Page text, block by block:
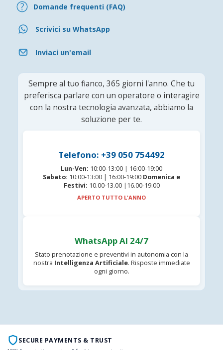
Domande frequenti (FAQ)
Scrivici su WhatsApp
Inviaci un'email
Sempre al tuo fianco, 365 giorni l'anno. Che tu
preferisca parlare con un operatore o interagire
con la nostra tecnologia avanzata, abbiamo la
soluzione per te.
Telefono: +39 050 754492
Lun-Ven: 10:00-13:00 | 16:00-19:00
Sabato: 10:00-13:00 | 16:00-19:00 Domenica e
Festivi: 10.00-13.00 |16.00-19.00
APERTO TUTTO L'ANNO
WhatsApp AI 24/7
Stato prenotazione e preventivi in autonomia con la
nostra Intelligenza Artificiale. Risposte immediate
ogni giorno.
SECURE PAYMENTS & TRUST